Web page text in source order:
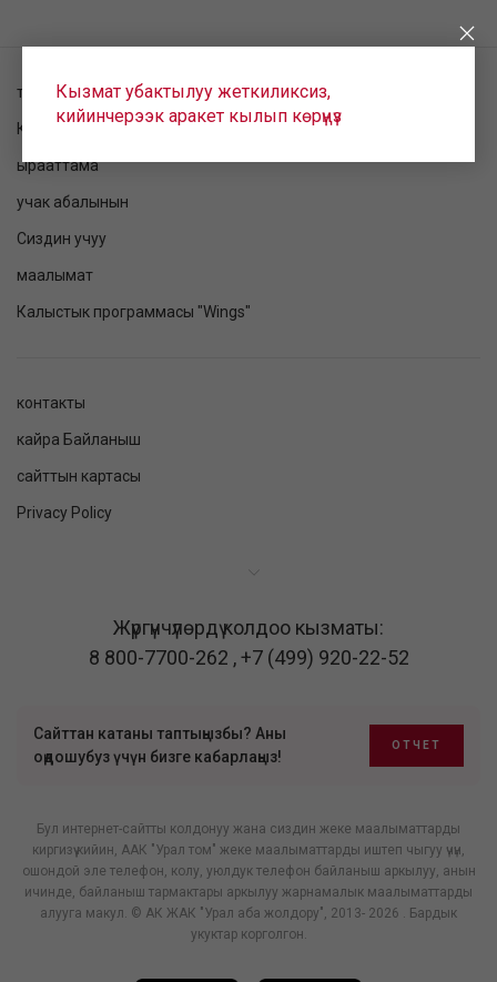
Кызмат убактылуу жеткиликсиз,
кийинчерээк аракет кылып көрүңүз
токтому текшерилет
Катталуу
ырааттама
учак абалынын
Сиздин учуу
маалымат
Калыстык программасы "Wings"
контакты
кайра Байланыш
сайттын картасы
Privacy Policy
Жүргүнчүлөрдү колдоо кызматы:
8 800-7700-262 ,+7 (499) 920-22-52
Сайттан катаны таптыңызбы? Аны
оңдошубуз үчүн бизге кабарлаңыз!
ОТЧЕТ
Бул интернет-сайтты колдонуу жана сиздин жеке маалыматтарды
киргизүү кийин, ААК "Урал том" жеке маалыматтарды иштеп чыгуу үчүн,
ошондой эле телефон, колу, уюлдук телефон байланыш аркылуу, анын
ичинде, байланыш тармактары аркылуу жарнамалык маалыматтарды
алууга макул. © АК ЖАК "Урал аба жолдору", 2013- 2026 . Бардык
укуктар корголгон.